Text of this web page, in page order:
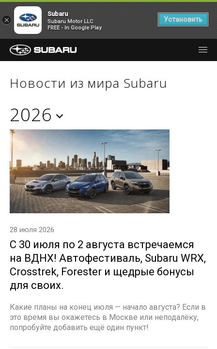
Новости из мира Subaru
2026
28 июля 2026
С 30 июля по 2 августа встречаемся
на ВДНХ! Автофестиваль, Subaru WRX,
Crosstrek, Forester и щедрые бонусы
для своих.
Какие планы на конец июля — начало августа? Если в
это время вы окажетесь в Москве или неподалёку,
попробуйте добавить ещё один пункт!
×
Subaru
Subaru Motor LLC
FREE - In Google Play
Установить